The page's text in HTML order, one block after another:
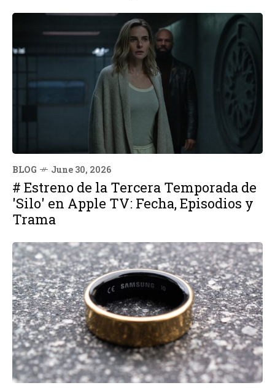
BLOG June 30, 2026
# Estreno de la Tercera Temporada de
'Silo' en Apple TV: Fecha, Episodios y
Trama